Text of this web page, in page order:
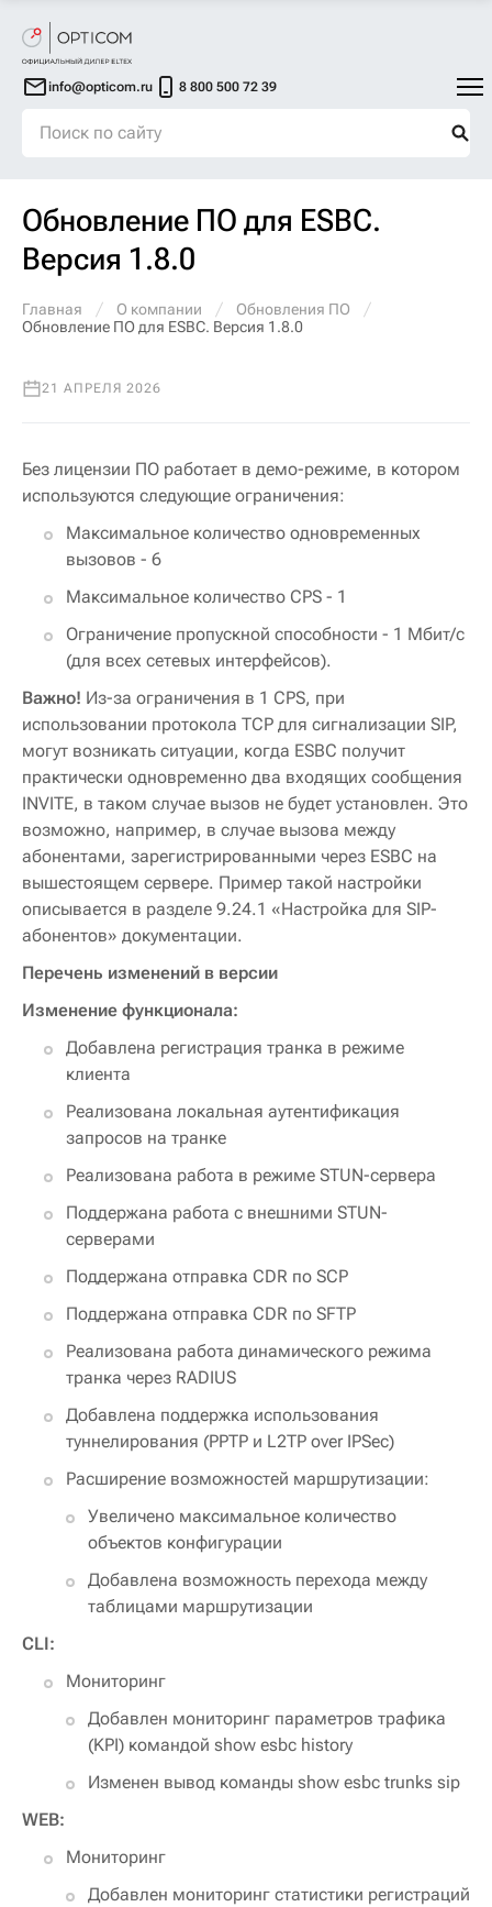
info@opticom.ru 8 800 500 72 39
Обновление ПО для ESBC.
Версия 1.8.0
Главная О компании
Обновления ПО
Обновление ПО для ESBC. Версия 1.8.0
21 АПРЕЛЯ 2026
Без лицензии ПО работает в демо-режиме, в котором
используются следующие ограничения:
Максимальное количество одновременных
вызовов - 6
Максимальное количество CPS - 1
Ограничение пропускной способности - 1 Мбит/с
(для всех сетевых интерфейсов).
Важно! Из-за ограничения в 1 CPS, при
использовании протокола TCP для сигнализации SIP,
могут возникать ситуации, когда ESBC получит
практически одновременно два входящих сообщения
INVITE, в таком случае вызов не будет установлен. Это
возможно, например, в случае вызова между
абонентами, зарегистрированными через ESBC на
вышестоящем сервере. Пример такой настройки
описывается в разделе 9.24.1 «Настройка для SIP-
абонентов» документации.
Перечень изменений в версии
Изменение функционала:
Добавлена регистрация транка в режиме
клиента
Реализована локальная аутентификация
запросов на транке
Реализована работа в режиме STUN-сервера
Поддержана работа с внешними STUN-
серверами
Поддержана отправка CDR по SCP
Поддержана отправка CDR по SFTP
Реализована работа динамического режима
транка через RADIUS
Добавлена поддержка использования
туннелирования (PPTP и L2TP over IPSec)
Расширение возможностей маршрутизации:
Увеличено максимальное количество
объектов конфигурации
Добавлена возможность перехода между
таблицами маршрутизации
CLI:
Мониторинг
Добавлен мониторинг параметров трафика
(KPI) командой show esbc history
Изменен вывод команды show esbc trunks sip
WEB:
Мониторинг
Добавлен мониторинг статистики регистраций